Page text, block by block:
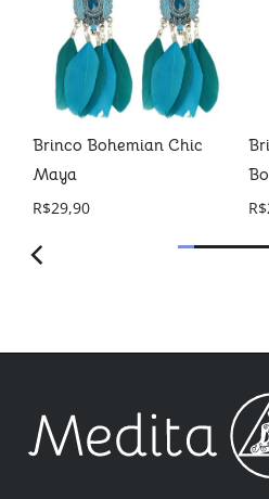
Brinco Bohemian Chic
Maya
R$29,90
R$